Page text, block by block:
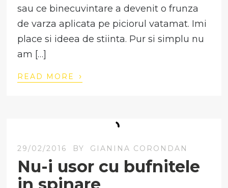
sau ce binecuvintare a devenit o frunza
de varza aplicata pe piciorul vatamat. Imi
place si ideea de stiinta. Pur si simplu nu
am […]
READ MORE ›
29/02/2016 BY GIANINA CORONDAN
Nu-i usor cu bufnitele